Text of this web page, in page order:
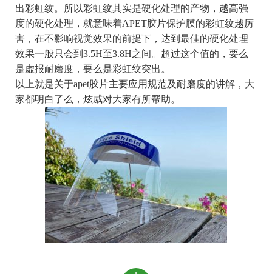
出彩虹纹。所以彩虹纹其实是硬化处理的产物，越高强
度的硬化处理，就意味着APET胶片保护膜的彩虹纹越厉
害，在不影响视觉效果的前提下，达到最佳的硬化处理
效果一般只会到3.5H至3.8H之间。超过这个值的，要么
是虚报耐磨度，要么是彩虹纹突出。
以上就是关于apet胶片主要应用规范及耐磨度的讲解，大
家都明白了么，炫威对大家有所帮助。